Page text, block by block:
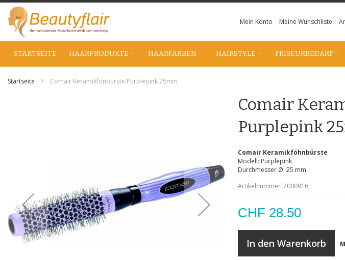
Zum
Inhalt
Mein Konto Meine Wunschliste
STARTSEITE HAARPRODUKTE HAARFARBEN HAIRSTYLE FRISEURBEDARF
Startseite Comair Keramikfönbürste Purplepink 25mm
Comair
Purplepink
Comair Keramikföhnbürste
Modell: Purplepink
Durchmesser Ø: 25 mm
Artikelnummer 7000916
CHF 28.50
In den Warenkorb